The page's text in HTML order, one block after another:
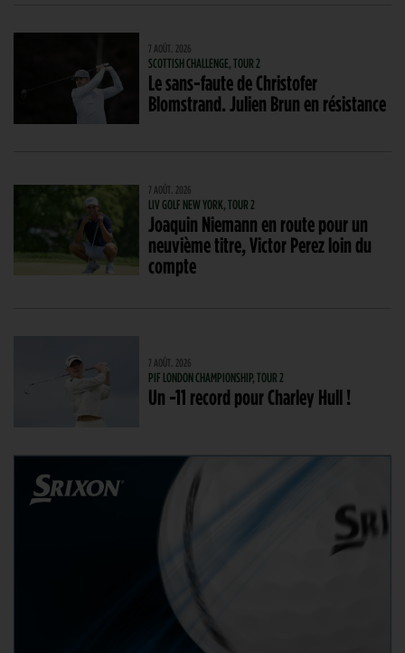
7 AOÛT. 2026
SCOTTISH CHALLENGE, TOUR 2
Le sans-faute de Christofer
Blomstrand. Julien Brun en résistance
7 AOÛT. 2026
LIV GOLF NEW YORK, TOUR 2
Joaquin Niemann en route pour un
neuvième titre, Victor Perez loin du
compte
7 AOÛT. 2026
PIF LONDON CHAMPIONSHIP, TOUR 2
Un -11 record pour Charley Hull !